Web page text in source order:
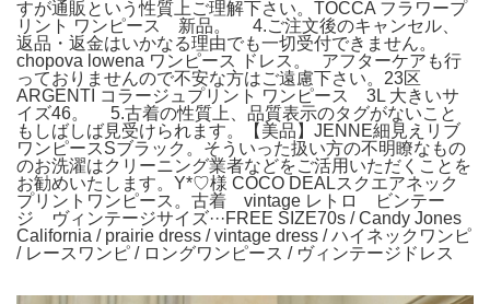
すが通販という性質上ご理解下さい。TOCCA フラワープ
リント ワンピース 新品。 4.ご注文後のキャンセル、
返品・返金はいかなる理由でも一切受付できません。
chopova lowena ワンピース ドレス。 アフターケアも行
っておりませんので不安な方はご遠慮下さい。23区
ARGENTI コラージュプリント ワンピース 3L 大きいサ
イズ46。 5.古着の性質上、品質表示のタグがないこと
もしばしば見受けられます。【美品】JENNE細見えリブ
ワンピースSブラック。そういった扱い方の不明瞭なもの
のお洗濯はクリーニング業者などをご活用いただくことを
お勧めいたします。Y*♡様 COCO DEALスクエアネック
プリントワンピース。古着 vintage レトロ ビンテー
ジ ヴィンテージサイズ···FREE SIZE70s / Candy Jones
California / prairie dress / vintage dress / ハイネックワンピ
/ レースワンピ / ロングワンピース / ヴィンテージドレス